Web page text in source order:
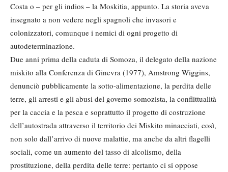
Costa o – per gli indios – la Moskitia, appunto. La storia aveva
insegnato a non vedere negli spagnoli che invasori e
colonizzatori, comunque i nemici di ogni progetto di
autodeterminazione.
Due anni prima della caduta di Somoza, il delegato della nazione
miskito alla Conferenza di Ginevra (1977), Amstrong Wiggins,
denunciò pubblicamente la sotto-alimentazione, la perdita delle
terre, gli arresti e gli abusi del governo somozista, la conflittualità
per la caccia e la pesca e soprattutto il progetto di costruzione
dell’autostrada attraverso il territorio dei Miskito minacciati, così,
non solo dall’arrivo di nuove malattie, ma anche da altri flagelli
sociali, come un aumento del tasso di alcolismo, della
prostituzione, della perdita delle terre: pertanto ci si oppose